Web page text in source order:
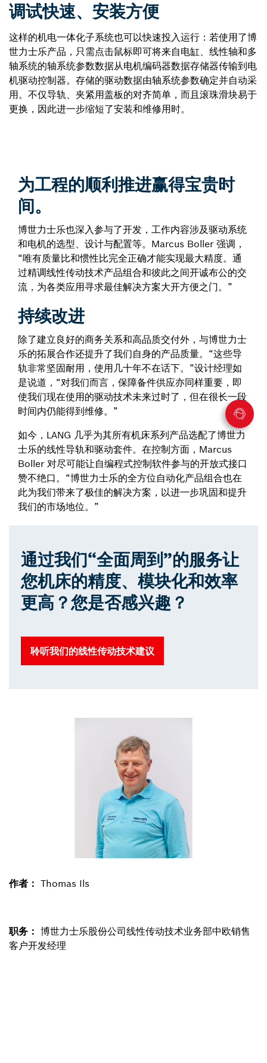
调试快速、安装方便
这样的机电一体化子系统也可以快速投入运行：若使用了博
世力士乐产品，只需点击鼠标即可将来自电缸、线性轴和多
轴系统的轴系统参数数据从电机编码器数据存储器传输到电
机驱动控制器。存储的驱动数据由轴系统参数确定并自动采
用。不仅导轨、夹紧用盖板的对齐简单，而且滚珠滑块易于
更换，因此进一步缩短了安装和维修用时。
为工程的顺利推进赢得宝贵时
间。
博世力士乐也深入参与了开发，工作内容涉及驱动系统
和电机的选型、设计与配置等。Marcus Boller 强调，
“唯有质量比和惯性比完全正确才能实现最大精度。通
过精调线性传动技术产品组合和彼此之间开诚布公的交
流，为各类应用寻求最佳解决方案大开方便之门。”
持续改进
除了建立良好的商务关系和高品质交付外，与博世力士
乐的拓展合作还提升了我们自身的产品质量。“这些导
轨非常坚固耐用，使用几十年不在话下。”设计经理如
是说道，“对我们而言，保障备件供应亦同样重要，即
使我们现在使用的驱动技术未来过时了，但在很长一段
时间内仍能得到维修。”
如今，LANG 几乎为其所有机床系列产品选配了博世力
士乐的线性导轨和驱动套件。在控制方面，Marcus
Boller 对尽可能让自编程式控制软件参与的开放式接口
赞不绝口。“博世力士乐的全方位自动化产品组合也在
此为我们带来了极佳的解决方案，以进一步巩固和提升
我们的市场地位。”
通过我们“全面周到”的服务让
您机床的精度、模块化和效率
更高？您是否感兴趣？
聆听我们的线性传动技术建议
作者： Thomas Ils
职务： 博世力士乐股份公司线性传动技术业务部中欧销售
客户开发经理